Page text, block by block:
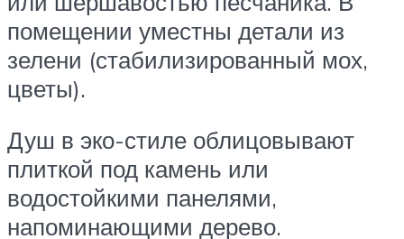
помещении уместны детали из
зелени (стабилизированный мох,
цветы).
Душ в эко-стиле облицовывают
плиткой под камень или
водостойкими панелями,
напоминающими дерево.